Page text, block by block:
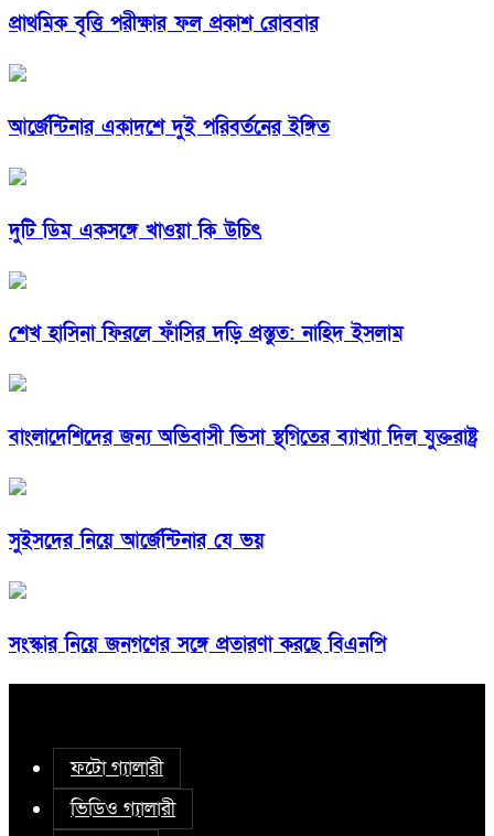
প্রাথমিক বৃত্তি পরীক্ষার ফল প্রকাশ রোববার
আর্জেন্টিনার একাদশে দুই পরিবর্তনের ইঙ্গিত
দুটি ডিম একসঙ্গে খাওয়া কি উচিৎ
শেখ হাসিনা ফিরলে ফাঁসির দড়ি প্রস্তুত: নাহিদ ইসলাম
বাংলাদেশিদের জন্য অভিবাসী ভিসা স্থগিতের ব্যাখ্যা দিল যুক্তরাষ্ট্র
সুইসদের নিয়ে আর্জেন্টিনার যে ভয়
সংস্কার নিয়ে জনগণের সঙ্গে প্রতারণা করছে বিএনপি
ফটো গ্যালারী
ভিডিও গ্যালারী